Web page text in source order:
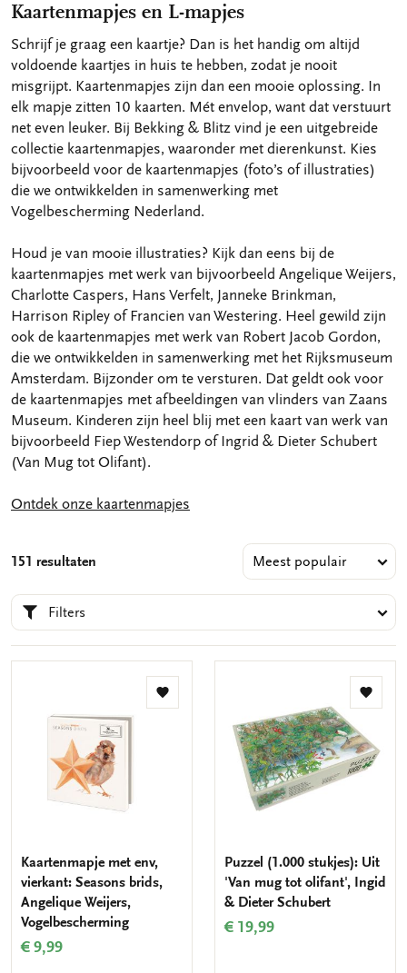
Kaartenmapjes en L-mapjes
Schrijf je graag een kaartje? Dan is het handig om altijd
voldoende kaartjes in huis te hebben, zodat je nooit
misgrijpt. Kaartenmapjes zijn dan een mooie oplossing. In
elk mapje zitten 10 kaarten. Mét envelop, want dat verstuurt
net even leuker. Bij Bekking & Blitz vind je een uitgebreide
collectie kaartenmapjes, waaronder met dierenkunst. Kies
bijvoorbeeld voor de kaartenmapjes (foto’s of illustraties)
die we ontwikkelden in samenwerking met
Vogelbescherming Nederland.
Houd je van mooie illustraties? Kijk dan eens bij de
kaartenmapjes met werk van bijvoorbeeld Angelique Weijers,
Charlotte Caspers, Hans Verfelt, Janneke Brinkman,
Harrison Ripley of Francien van Westering. Heel gewild zijn
ook de kaartenmapjes met werk van Robert Jacob Gordon,
die we ontwikkelden in samenwerking met het Rijksmuseum
Amsterdam. Bijzonder om te versturen. Dat geldt ook voor
de kaartenmapjes met afbeeldingen van vlinders van Zaans
Museum. Kinderen zijn heel blij met een kaart van werk van
bijvoorbeeld Fiep Westendorp of Ingrid & Dieter Schubert
(Van Mug tot Olifant).
Ontdek onze kaartenmapjes
151 resultaten
Filters
Toevoegen
Kaartenmapje met env,
vierkant: Seasons brids,
Angelique Weijers,
Vogelbescherming
€ 9,99
Puzzel (1.000 stukjes): Uit
'Van mug tot olifant', Ingid
& Dieter Schubert
€ 19,99